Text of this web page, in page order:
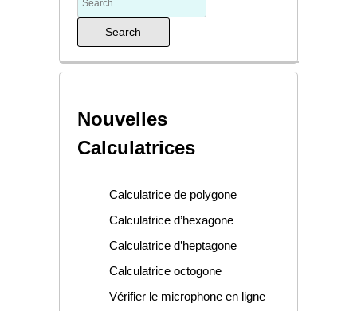
Nouvelles
Calculatrices
Calculatrice de polygone
Calculatrice d’hexagone
Calculatrice d’heptagone
Calculatrice octogone
Vérifier le microphone en ligne